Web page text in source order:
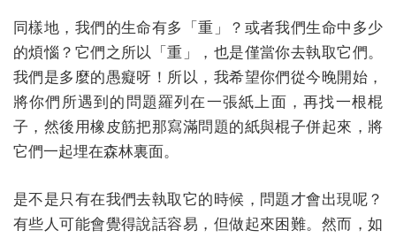
同樣地，我們的生命有多「重」？或者我們生命中多少
的煩惱？它們之所以「重」，也是僅當你去執取它們。
我們是多麼的愚癡呀！所以，我希望你們從今晚開始，
將你們所遇到的問題羅列在一張紙上面，再找一根棍
子，然後用橡皮筋把那寫滿問題的紙與棍子併起來，將
它們一起埋在森林裏面。
是不是只有在我們去執取它的時候，問題才會出現呢？
有些人可能會覺得說話容易，但做起來困難。然而，如